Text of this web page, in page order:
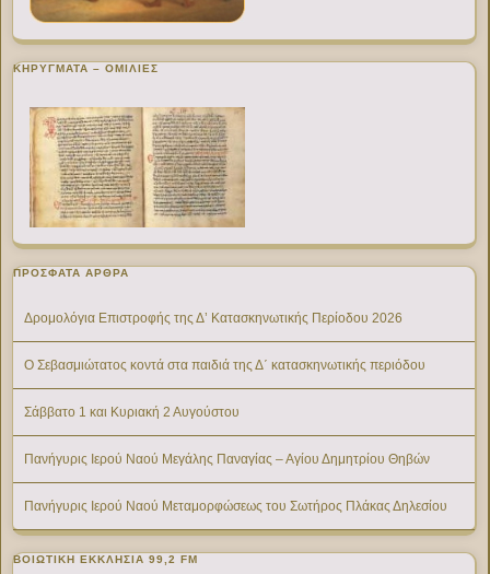
ΚΗΡΥΓΜΑΤΑ – ΟΜΙΛΙΕΣ
ΠΡΌΣΦΑΤΑ ΆΡΘΡΑ
Δρομολόγια Επιστροφής της Δ’ Κατασκηνωτικής Περίοδου 2026
Ο Σεβασμιώτατος κοντά στα παιδιά της Δ΄ κατασκηνωτικής περιόδου
Σάββατο 1 και Κυριακή 2 Αυγούστου
Πανήγυρις Ιερού Ναού Μεγάλης Παναγίας – Αγίου Δημητρίου Θηβών
Πανήγυρις Ιερού Ναού Μεταμορφώσεως του Σωτήρος Πλάκας Δηλεσίου
ΒΟΙΩΤΙΚΉ ΕΚΚΛΗΣΊΑ 99,2 FM